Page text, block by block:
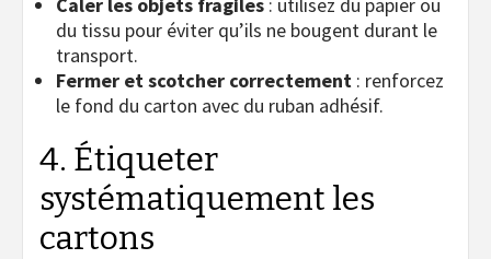
du tissu pour éviter qu’ils ne bougent durant le
transport.
Fermer et scotcher correctement : renforcez
le fond du carton avec du ruban adhésif.
4. Étiqueter
systématiquement les
cartons